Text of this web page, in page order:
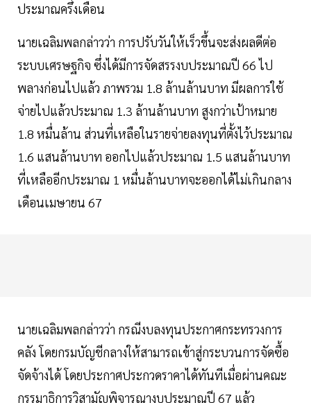
ประมาณครึ่งเดือน
นายเฉลิมพลกล่าวว่า การปรับวันให้เร็วขึ้นจะส่งผลดีต่อ
ระบบเศรษฐกิจ ซึ่งได้มีการจัดสรรงบประมาณปี 66 ไป
พลางก่อนไปแล้ว ภาพรวม 1.8 ล้านล้านบาท มีผลการใช้
จ่ายไปแล้วประมาณ 1.3 ล้านล้านบาท สูงกว่าเป้าหมาย
1.8 หมื่นล้าน ส่วนที่เหลือในรายจ่ายลงทุนที่ตั้งไว้ประมาณ
1.6 แสนล้านบาท ออกไปแล้วประมาณ 1.5 แสนล้านบาท
ที่เหลืออีกประมาณ 1 หมื่นล้านบาทจะออกได้ไม่เกินกลาง
เดือนเมษายน 67
นายเฉลิมพลกล่าวว่า กรณีงบลงทุนประกาศกระทรวงการ
คลัง โดยกรมบัญชีกลางให้สามารถเข้าสู่กระบวนการจัดซื้อ
จัดจ้างได้ โดยประกาศประกวดราคาได้ทันทีเมื่อผ่านคณะ
กรรมาธิการวิสามัญพิจารณางบประมาณปี 67 แล้ว